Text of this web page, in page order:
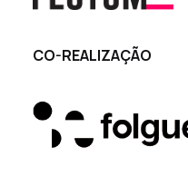
CO-REALIZAÇÃO